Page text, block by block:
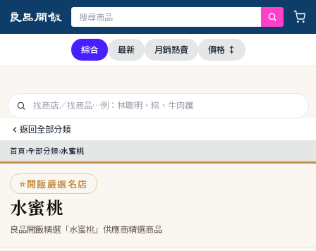
證，本公司全品項與上游供應商均未採用問題油品，請安心購買食用
綜合 最新 月銷熱賣 價格 ↕
返回全部分類
首頁›全部分類›水蜜桃
⭐開飯嚴選名店
水蜜桃
良品開飯精選「水蜜桃」供應商精選商品